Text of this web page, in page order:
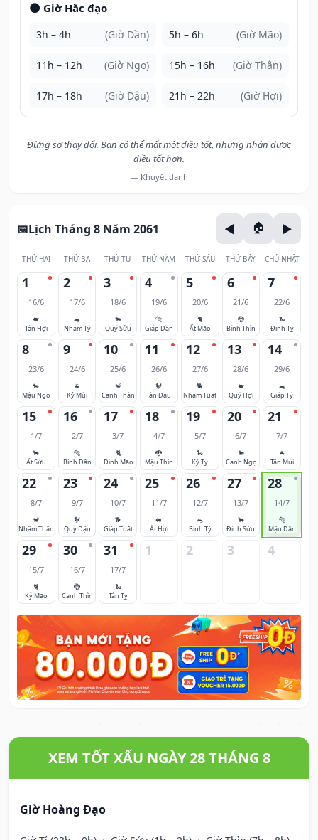
🌑 Giờ Hắc đạo
3h – 4h (Giờ Dần) 5h – 6h (Giờ Mão)
11h – 12h (Giờ Ngọ) 15h – 16h (Giờ Thân)
17h – 18h (Giờ Dậu) 21h – 22h (Giờ Hợi)
Đừng sợ thay đổi. Bạn có thể mất một điều tốt, nhưng nhận được
điều tốt hơn.
— Khuyết danh
Lịch Tháng 8 Năm 2061
THỨ HAI THỨ BA THỨ TƯ THỨ NĂM THỨ SÁU THỨ BẢY CHỦ NHẬT
1
16/6
🐖
Tân Hợi
2
17/6
🐀
Nhâm Tý
3
18/6
🐂
Quý Sửu
4
19/6
🐅
Giáp Dần
5
20/6
🐈
Ất Mão
6
21/6
🐉
Bính Thìn
7
22/6
🐍
Đinh Tỵ
8
23/6
🐎
Mậu Ngọ
9
24/6
🐐
Kỷ Mùi
10
25/6
🐒
Canh Thân
11
26/6
🐓
Tân Dậu
12
27/6
🐕
Nhâm Tuất
13
28/6
🐖
Quý Hợi
14
29/6
🐀
Giáp Tý
15
1/7
🐂
Ất Sửu
16
2/7
🐅
Bính Dần
17
3/7
🐈
Đinh Mão
18
4/7
🐉
Mậu Thìn
19
5/7
🐍
Kỷ Tỵ
20
6/7
🐎
Canh Ngọ
21
7/7
🐐
Tân Mùi
22
8/7
🐒
Nhâm Thân
23
9/7
🐓
Quý Dậu
24
10/7
🐕
Giáp Tuất
25
11/7
🐖
Ất Hợi
26
12/7
🐀
Bính Tý
27
13/7
🐂
Đinh Sửu
28
14/7
🐅
Mậu Dần
29
15/7
🐈
Kỷ Mão
30
16/7
🐉
Canh Thìn
31
17/7
🐍
Tân Tỵ
1 2 3 4
XEM TỐT XẤU NGÀY 28 THÁNG 8
Giờ Hoàng Đạo